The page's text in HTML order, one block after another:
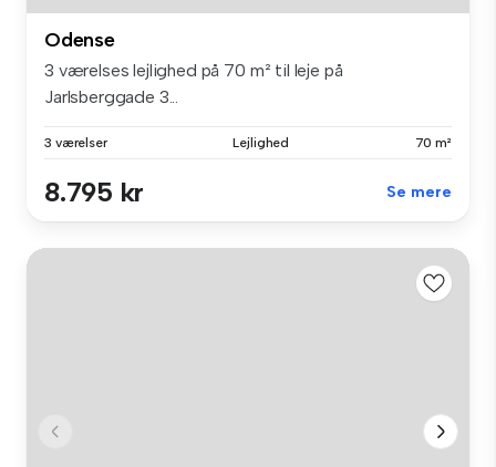
Odense
3 værelses lejlighed på 70 m² til leje på
Jarlsberggade 3...
3 værelser Lejlighed 70 m²
8.795 kr Se mere